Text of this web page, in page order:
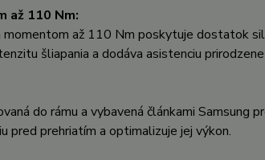
až 110 Nm:
až 110 Nm poskytuje dostatok
šliapania a dodáva asistenciu
do rámu a vybavená článkami Samsung
pred prehriatím a optimalizuje jej výkon.